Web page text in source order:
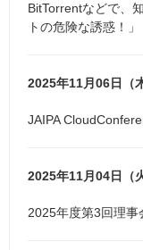
BitTorrentなどで、
トの危険な誘惑！」
2025年11月06日（
JAIPA
2025年11月04日（
2025年度第3回理